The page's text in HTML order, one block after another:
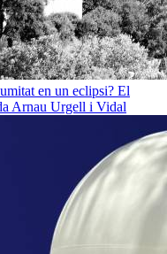
en un eclipsi? El
Arnau Urgell i Vidal